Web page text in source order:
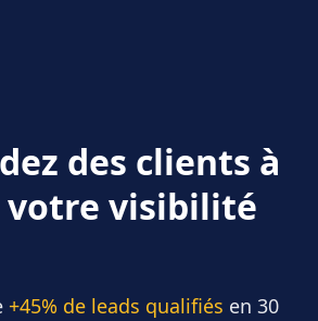
des clients à
votre visibilité
+45% de leads qualifiés en 30